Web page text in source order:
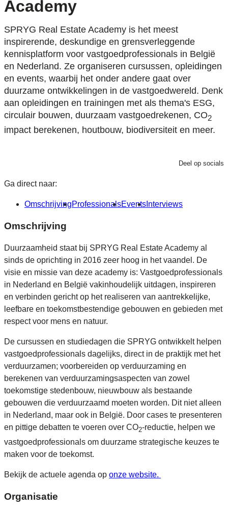
Academy
SPRYG Real Estate Academy is het meest
inspirerende, deskundige en grensverleggende
kennisplatform voor vastgoedprofessionals in België
en Nederland. Ze organiseren cursussen, opleidingen
en events, waarbij het onder andere gaat over
duurzame ontwikkelingen in de vastgoedwereld. Denk
aan opleidingen en trainingen met als thema's ESG,
circulair bouwen, duurzaam vastgoedrekenen, CO2
impact berekenen, houtbouw, biodiversiteit en meer.
Deel op socials
Ga direct naar:
OmschrijvingProfessionalsEvents Interviews
Omschrijving
Duurzaamheid staat bij SPRYG Real Estate Academy al
sinds de oprichting in 2016 zeer hoog in het vaandel. De
visie en missie van deze academy is: Vastgoedprofessionals
in Nederland en België vakinhoudelijk uitdagen, inspireren
en verbinden gericht op het realiseren van aantrekkelijke,
leefbare en toekomstbestendige gebouwen en gebieden met
respect voor mens en natuur.
De cursussen en studiedagen die SPRYG ontwikkelt helpen
vastgoedprofessionals dagelijks, direct in de praktijk met het
verduurzamen; voorbereiden op verduurzaming en
berekenen van verduurzamingsaspecten van zowel
toekomstige stedenbouw, nieuwbouw als bestaande
gebouwen die verduurzaamd moeten worden. Dit niet alleen
in Nederland, maar ook in België. Door cases te presenteren
en pittige debatten te voeren over CO2-reductie, helpen we
vastgoedprofessionals om duurzame strategische keuzes te
maken voor de toekomst.
Bekijk de actuele agenda op onze website.
Organisatie